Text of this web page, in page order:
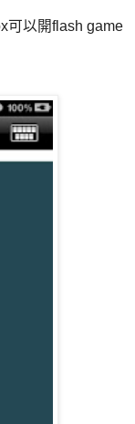
可以開flash game